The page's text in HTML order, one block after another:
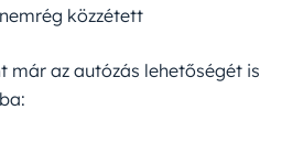
közzétett
már az autózás lehetőségét is